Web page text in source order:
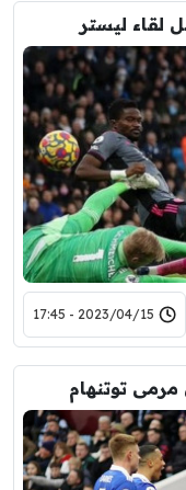
لقاء ليستر
2023/04/15 - 17:45
توتنهام